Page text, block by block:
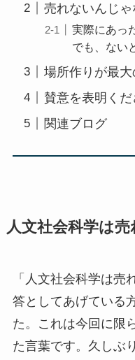
売れないんじ
実際にあっ
でも、ない
場所作りが最大
賛意を表明く
関連ブログ
人文社会科学は売
「人文社会科学は売
答としてあげている
た。これは今回に限
た言葉です。久しぶ